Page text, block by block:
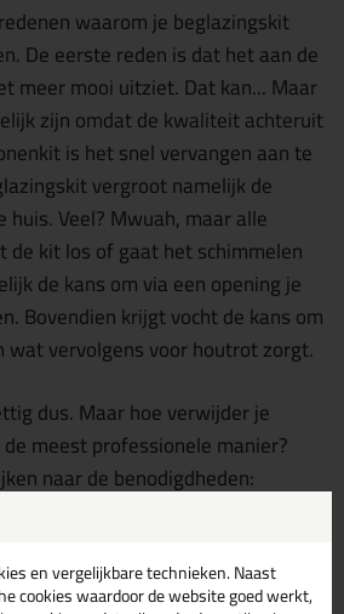
waarom je beglazingskit
De eerste reden is dat het aan de
meer mooi uitziet. Dat kan... Maar
zijn omdat de kwaliteit achteruit
is het snel vervangen aan te
vergroot namelijk de
Veel? Mwuah, maar alle
de kit los of gaat het schimmelen
de kans om via een opening je
Bovendien krijgt vocht de kans om
wat vervolgens voor houtrot zorgt.
dus. Maar hoe verwijder je
meest professionele manier?
naar de benodigdheden:
en vergelijkbare technieken. Naast
cookies waardoor de website goed werkt,